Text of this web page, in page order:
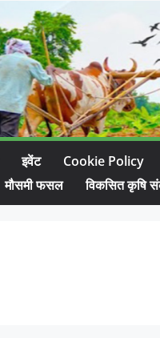
इवेंट Cookie Policy
मौसमी फसल
विकसित कृषि